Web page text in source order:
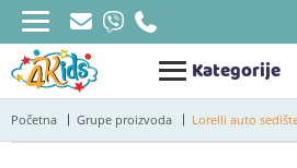
Kategorije
Početna Grupe proizvoda Lorelli auto